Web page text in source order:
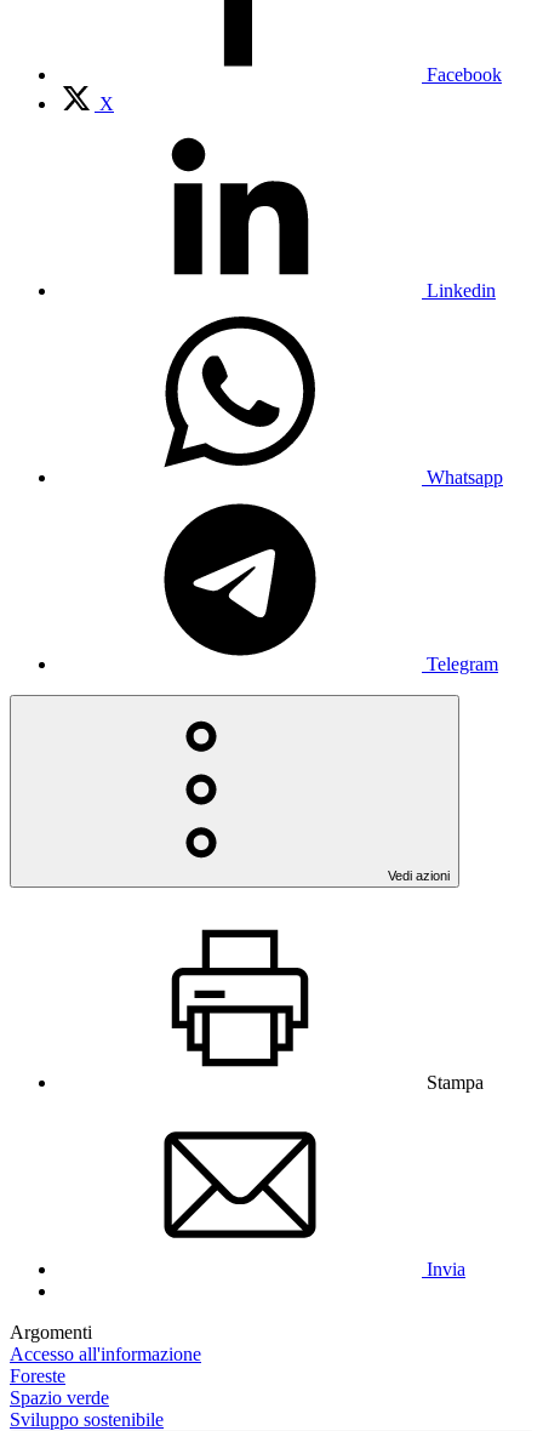
Facebook
X
Linkedin
Whatsapp
Telegram
Vedi azioni
Stampa
Invia
Argomenti
Accesso all'informazione
Foreste
Spazio verde
Sviluppo sostenibile